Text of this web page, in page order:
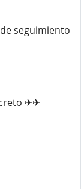
seguimiento
✈✈